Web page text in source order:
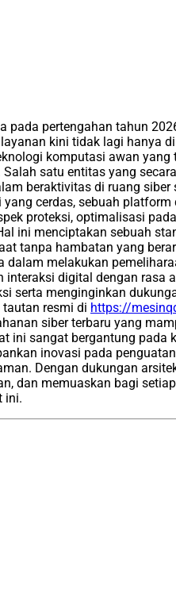
pada pertengahan tahun
kini tidak lagi hanya
komputasi awan
satu entitas yang
beraktivitas di ruang
cerdas, sebuah
proteksi, optimalisasi
ini menciptakan sebuah
tanpa hambatan yang
dalam melakukan
digital dengan
serta menginginkan
resmi di https://
siber terbaru yang
ini sangat bergantung
inovasi pada
Dengan dukungan
dan memuaskan bagi
ini.